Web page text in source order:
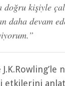
doğru kişiyle
daha devam
J.K.Rowling’le
etkilerini